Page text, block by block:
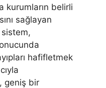
kurumların belirli
sağlayan
hafifletmek
geniş bir